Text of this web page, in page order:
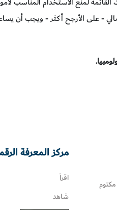
لا تقل عن 5٪ من الناتج المحلي الإجمالي - على
مركز المعرفة
اقرأ
شاهد